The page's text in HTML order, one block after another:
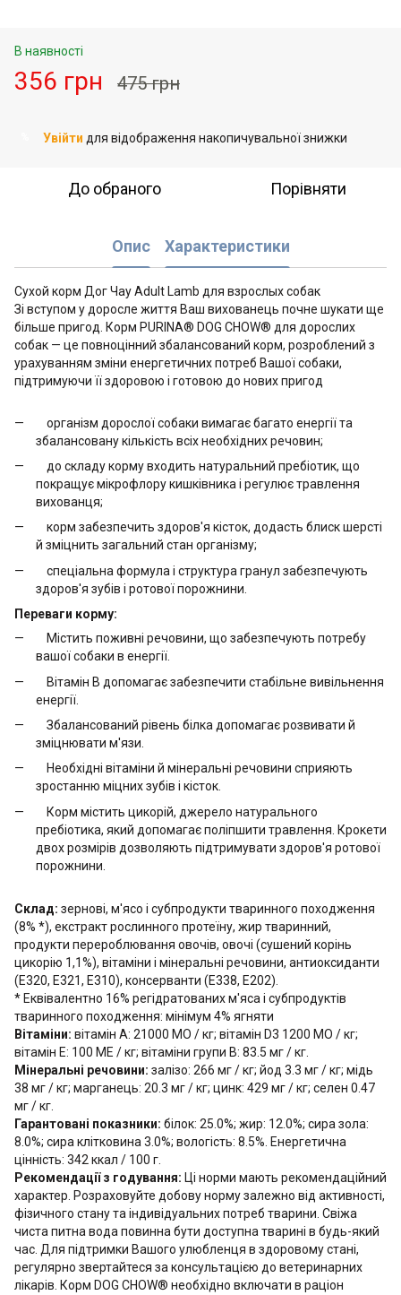
В наявності
356 грн 475 грн
Увійти для відображення накопичувальної знижки
До обраного Порівняти
Опис Характеристики
Сухой корм Дог Чау Adult Lamb для взрослых собак
Зі вступом у доросле життя Ваш вихованець почне шукати ще
більше пригод. Корм PURINA® DOG CHOW® для дорослих
собак — це повноцінний збалансований корм, розроблений з
урахуванням зміни енергетичних потреб Вашої собаки,
підтримуючи її здоровою і готовою до нових пригод
організм дорослої собаки вимагає багато енергії та
збалансовану кількість всіх необхідних речовин;
до складу корму входить натуральний пребіотик, що
покращує мікрофлору кишківника і регулює травлення
вихованця;
корм забезпечить здоров'я кісток, додасть блиск шерсті
й зміцнить загальний стан організму;
спеціальна формула і структура гранул забезпечують
здоров'я зубів і ротової порожнини.
Переваги корму:
Містить поживні речовини, що забезпечують потребу
вашої собаки в енергії.
Вітамін В допомагає забезпечити стабільне вивільнення
енергії.
Збалансований рівень білка допомагає розвивати й
зміцнювати м'язи.
Необхідні вітаміни й мінеральні речовини сприяють
зростанню міцних зубів і кісток.
Корм містить цикорій, джерело натурального
пребіотика, який допомагає поліпшити травлення. Крокети
двох розмірів дозволяють підтримувати здоров'я ротової
порожнини.
Склад: зернові, м'ясо і субпродукти тваринного походження
(8% *), екстракт рослинного протеїну, жир тваринний,
продукти перероблювання овочів, овочі (сушений корінь
цикорію 1,1%), вітаміни і мінеральні речовини, антиоксиданти
(Е320, Е321, Е310), консерванти (Е338, Е202).
* Еквівалентно 16% регідратованих м'яса і субпродуктів
тваринного походження: мінімум 4% ягняти
Вітаміни: вітамін А: 21000 МО / кг; вітамін D3 1200 МО / кг;
вітамін Е: 100 МЕ / кг; вітаміни групи B: 83.5 мг / кг.
Мінеральні речовини: залізо: 266 мг / кг; йод 3.3 мг / кг; мідь
38 мг / кг; марганець: 20.3 мг / кг; цинк: 429 мг / кг; селен 0.47
мг / кг.
Гарантовані показники: білок: 25.0%; жир: 12.0%; сира зола:
8.0%; сира клітковина 3.0%; вологість: 8.5%. Енергетична
цінність: 342 ккал / 100 г.
Рекомендації з годування: Ці норми мають рекомендаційний
характер. Розраховуйте добову норму залежно від активності,
фізичного стану та індивідуальних потреб тварини. Свіжа
чиста питна вода повинна бути доступна тварині в будь-який
час. Для підтримки Вашого улюбленця в здоровому стані,
регулярно звертайтеся за консультацією до ветеринарних
лікарів. Корм DOG CHOW® необхідно включати в раціон